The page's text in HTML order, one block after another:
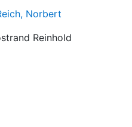
Norbert
Reinhold